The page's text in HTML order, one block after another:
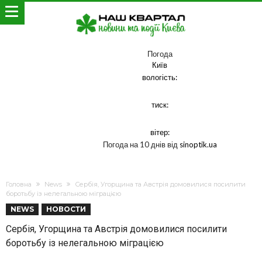
Погода
Київ
вологість:
тиск:
вітер:
Погода на 10 днів від sinoptik.ua
Головна News
Сербія, Угорщина та Австрія домовилися посилити
боротьбу із нелегальною міграцією
NEWS НОВОСТИ
Сербія, Угорщина та Австрія домовилися посилити
боротьбу із нелегальною міграцією